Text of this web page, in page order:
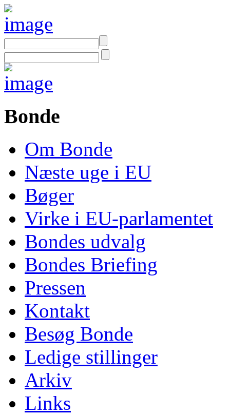
Bonde
Om Bonde
Næste uge i EU
Bøger
Virke i EU-parlamentet
Bondes udvalg
Bondes Briefing
Pressen
Kontakt
Besøg Bonde
Ledige stillinger
Arkiv
Links